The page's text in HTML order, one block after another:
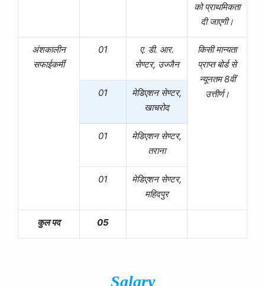
को प्राथमिकता
दी जाएगी।
अंशकालीन
सफाईकर्मी
01
ए. डी. आर.
सेण्टर, उज्जैन
किसी मान्यता
प्राप्त बोर्ड से
न्यूनतम 8वीं
उत्तीर्ण।
01
मेडिएशन सेण्टर,
खाचरोद
01
मेडिएशन सेण्टर,
तराना
01
मेडिएशन सेण्टर,
महिदपुर
कुल पद 05
Salary